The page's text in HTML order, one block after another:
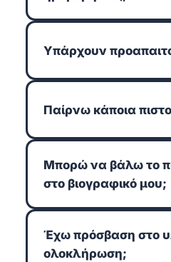
Υπάρχουν
Παίρνω κάποια
Μπορώ να βάλω το
στο βιογραφικό μου;
Έχω πρόσβαση στο
ολοκλήρωση;